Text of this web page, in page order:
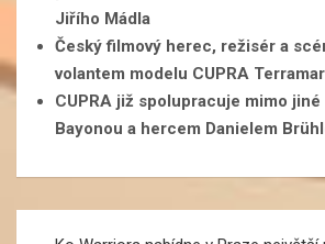
Jiřího Mádla
Český filmový herec, režisér a
volantem modelu CUPRA
CUPRA již spolupracuje mimo
Bayonou a hercem Danielem